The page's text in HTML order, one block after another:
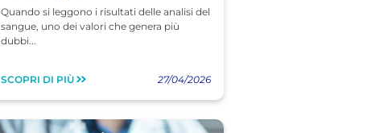
Quando si leggono i risultati delle analisi del
sangue, uno dei valori che genera più
dubbi...
SCOPRI DI PIÙ 27/04/2026